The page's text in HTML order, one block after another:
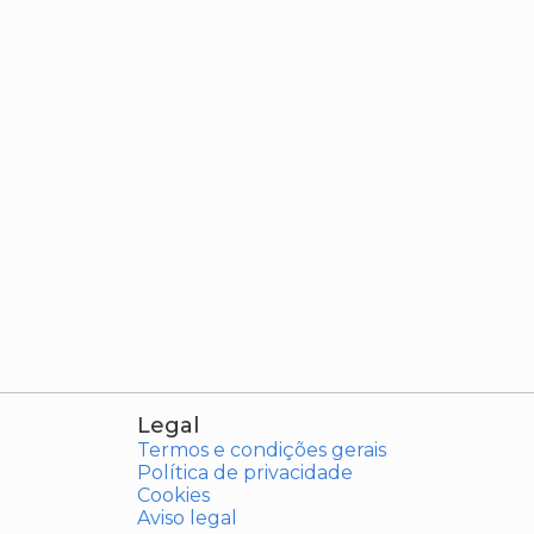
Legal
Termos e condições gerais
Política de privacidade
Cookies
Aviso legal